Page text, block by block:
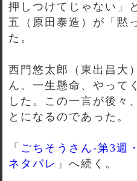
押しつけてじゃない」
五（原田泰造）が「黙
た。
西門悠太郎（東出昌大
ん。一生懸命、やって
した。この一言が後々
とになるのであった。
「 ごちそうさん-第3週
ネタバレ 」へ続く。